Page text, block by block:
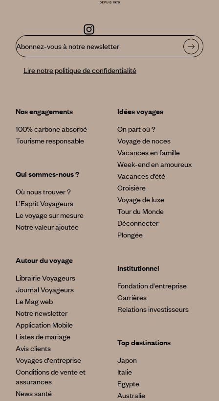
Abonnez-vous à notre newsletter
Lire notre politique de confidentialité
Nos engagements
100% carbone absorbé
Tourisme responsable
Qui sommes-nous ?
Où nous trouver ?
L’Esprit Voyageurs
Le voyage sur mesure
Notre valeur ajoutée
Autour du voyage
Librairie Voyageurs
Journal Voyageurs
Le Mag web
Notre newsletter
Application Mobile
Listes de mariage
Avis clients
Voyages d'entreprise
Conditions de vente et
assurances
News santé
Idées voyages
On part où ?
Voyage de noces
Vacances en famille
Week-end en amoureux
Vacances d’été
Croisière
Voyage de luxe
Tour du Monde
Déconnecter
Plongée
Institutionnel
Fondation d'entreprise
Carrières
Relations investisseurs
Top destinations
Japon
Italie
Egypte
Australie